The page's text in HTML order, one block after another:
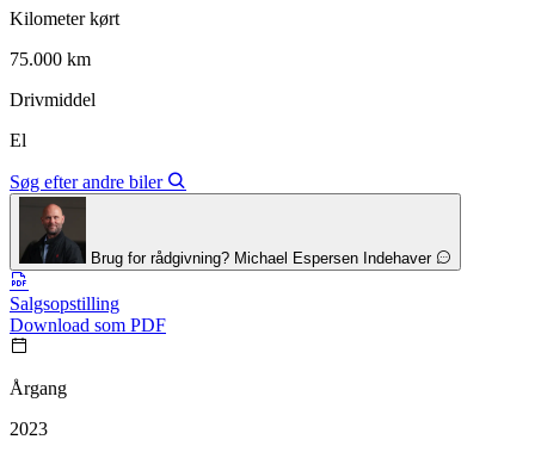
Kilometer kørt
75.000 km
Drivmiddel
El
Søg efter andre biler
Brug for rådgivning? Michael Espersen Indehaver
Salgsopstilling
Download som PDF
Årgang
2023